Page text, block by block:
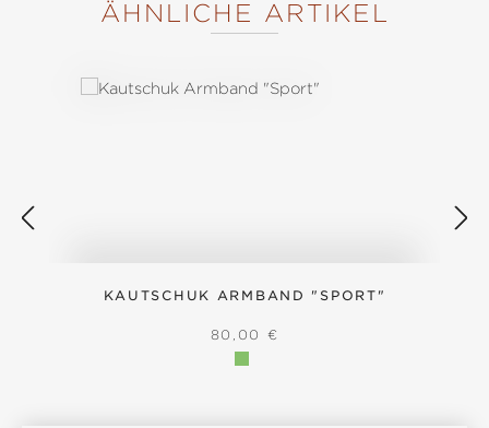
ÄHNLICHE ARTIKEL
KAUTSCHUK ARMBAND "SPORT"
REGULÄRER PREIS:
80,00 €